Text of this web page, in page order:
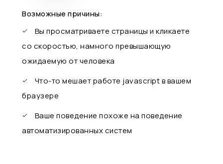
Возможные причины:
Вы просматриваете страницы и кликаете
со скоростью, намного превышающую
ожидаемую от человека
Что-то мешает работе javascript в вашем
браузере
Ваше поведение похоже на поведение
автоматизированных систем